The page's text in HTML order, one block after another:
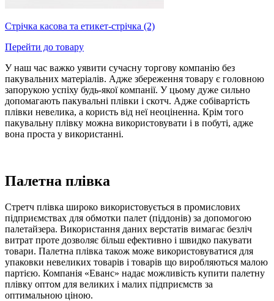
Стрічка касова та етикет-стрічка (2)
Перейти до товару
У наш час важко уявити сучасну торгову компанію без
пакувальних матеріалів. Адже збереження товару є головною
запорукою успіху будь-якої компанії. У цьому дуже сильно
допомагають пакувальні плівки і скотч. Адже собівартість
плівки невелика, а користь від неї неоціненна. Крім того
пакувальну плівку можна використовувати і в побуті, адже
вона проста у використанні.
Палетна плівка
Стретч плівка широко використовується в промислових
підприємствах для обмотки палет (піддонів) за допомогою
палетайзера. Використання даних верстатів вимагає безліч
витрат проте дозволяє більш ефективно і швидко пакувати
товари. Палетна плівка також може використовуватися для
упаковки невеликих товарів і товарів що виробляються малою
партією. Компанія «Еванс» надає можливість купити палетну
плівку оптом для великих і малих підприємств за
оптимальною ціною.